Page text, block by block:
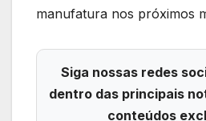
manufatura nos próximos
Siga nossas redes
dentro das principais
conteúdos